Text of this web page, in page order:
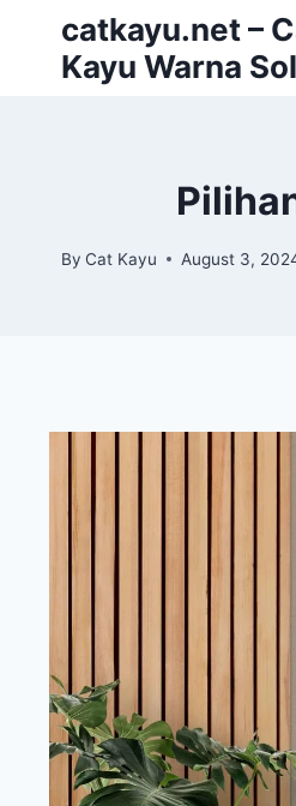
content
catkayu.net –
Kayu Warna
By Cat Kayu August 3,